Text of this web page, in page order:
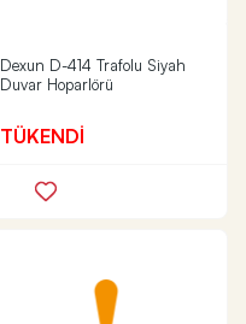
Dexun D-414 Trafolu Siyah
Duvar Hoparlörü
TÜKENDİ